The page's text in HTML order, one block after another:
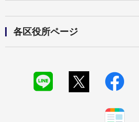
各区役所ページ